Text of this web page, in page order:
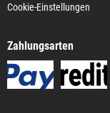
Cookie-Einstellungen
Zahlungsarten